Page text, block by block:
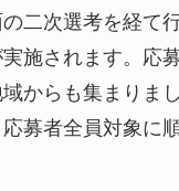
二次選考を経て
施されます。応
からも集まりま
募者全員対象に